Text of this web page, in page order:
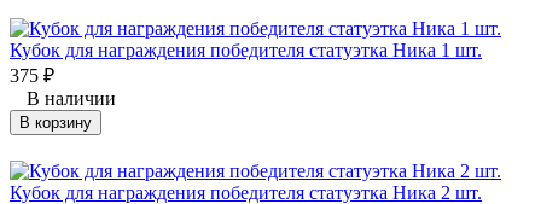
Кубок для награждения победителя статуэтка Ника 1 шт.
375 ₽
В наличии
В корзину
Кубок для награждения победителя статуэтка Ника 2 шт.